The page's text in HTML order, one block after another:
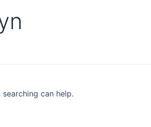
can help.